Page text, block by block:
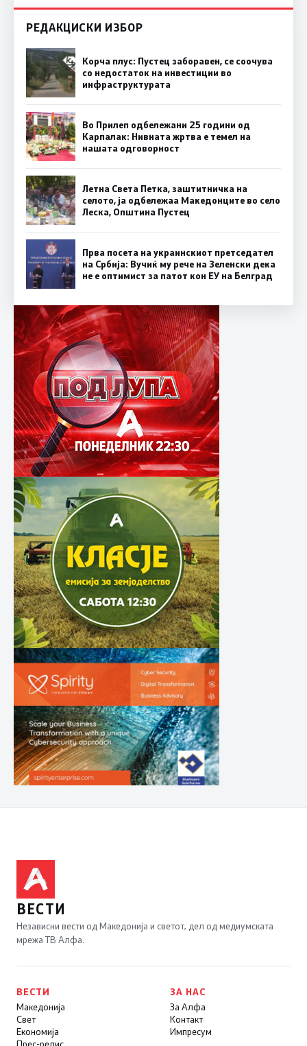
РЕДАКЦИСКИ ИЗБОР
Корча плус: Пустец заборавен, се соочува
со недостаток на инвестиции во
инфраструктурата
Во Прилеп одбележани 25 години од
Карпалак: Нивната жртва е темел на
нашата одговорност
Летна Света Петка, заштитничка на
селото, ја одбележаа Македонците во село
Леска, Општина Пустец
Прва посета на украинскиот претседател
на Србија: Вучиќ му рече на Зеленски дека
не е оптимист за патот кон ЕУ на Белград
ВЕСТИ
Независни вести од Македонија и светот, дел од медиумската
мрежа ТВ Алфа.
ВЕСТИ
Македонија
Свет
Економија
ЗА НАС
За Алфа
Контакт
Импресум